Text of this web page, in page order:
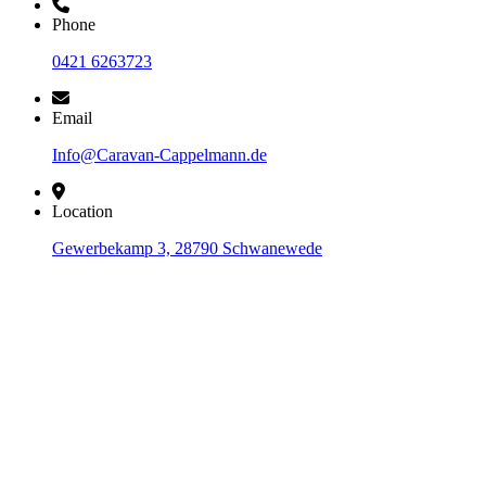
Phone
0421 6263723
Email
Info@Caravan-Cappelmann.de
Location
Gewerbekamp 3, 28790 Schwanewede